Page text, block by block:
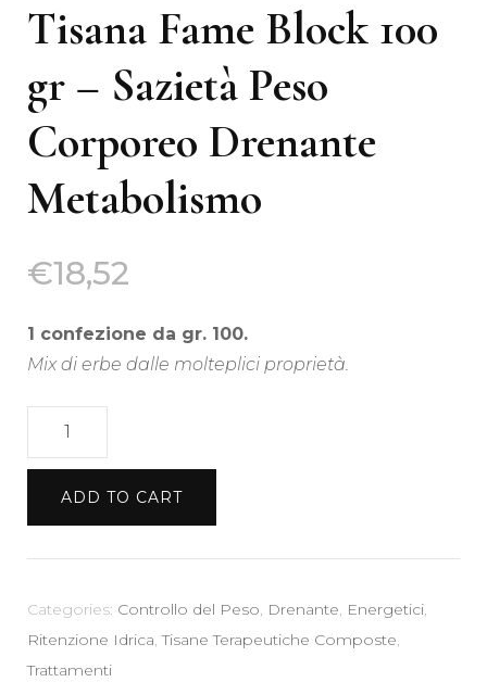
Tisana Fame Block 100
gr – Sazietà Peso
Corporeo Drenante
Metabolismo
€18,52
1 confezione da gr. 100.
Mix di erbe dalle molteplici proprietà.
Tisana
Sazietà
Peso
Corporeo
ADD TO CART
Categories: Controllo del Peso, Drenante, Energetici,
Ritenzione Idrica,Tisane Terapeutiche Composte,
Trattamenti